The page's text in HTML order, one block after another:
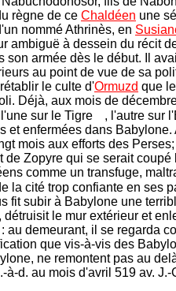
règne de ce Chaldéen une
nommé Athrinès, en
ambiguë à dessein du récit
son armée dès le début. Il
au point de vue de sa
le culte d'Ormuzd que
Déjà, aux mois de
sur le Tigre
, l'autre sur
et enfermées dans
mois aux efforts des
de Zopyre qui se serait
comme un transfuge,
la cité trop confiante en ses
fit subir à Babylone une
détruisit le mur extérieur et
au demeurant, il se regarda
que vis-à-vis des
ne remontent pas au
à-d. au mois d'avril 519 av.